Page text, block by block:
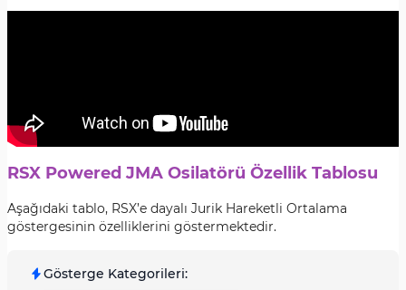
RSX Powered JMA Osilatörü Özellik Tablosu
Aşağıdaki tablo, RSX’e dayalı Jurik Hareketli Ortalama
göstergesinin özelliklerini göstermektedir.
Gösterge Kategorileri: